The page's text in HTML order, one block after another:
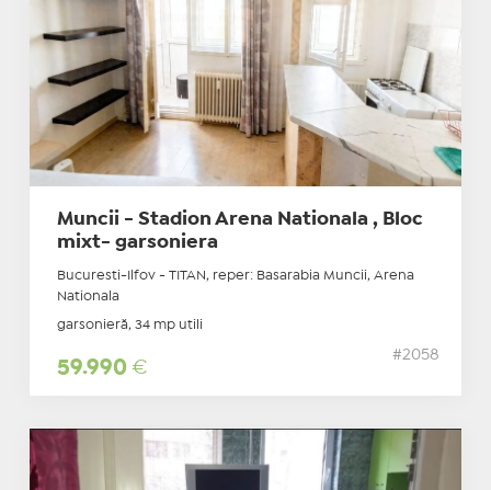
Muncii - Stadion Arena Nationala , Bloc
mixt- garsoniera
Bucuresti-Ilfov - TITAN, reper: Basarabia Muncii, Arena
Nationala
garsonieră, 34 mp utili
59.990 €
#2058